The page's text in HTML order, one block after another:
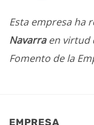
Esta empresa ha
Navarraen virtud
Fomento de la
EMPRESA